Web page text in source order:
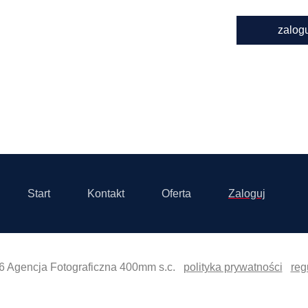
Start Kontakt Oferta Zaloguj
Agencja Fotograficzna 400mm s.c. polityka prywatności